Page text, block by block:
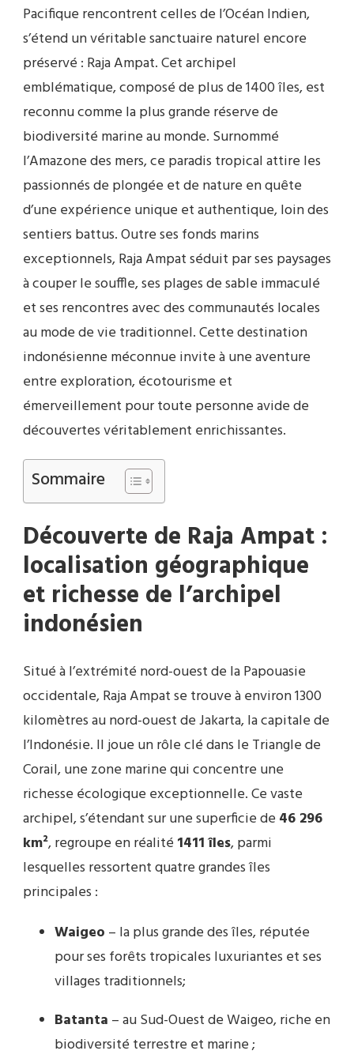
Pacifique rencontrent celles de l’Océan Indien,
s’étend un véritable sanctuaire naturel encore
préservé : Raja Ampat. Cet archipel
emblématique, composé de plus de 1400 îles, est
reconnu comme la plus grande réserve de
biodiversité marine au monde. Surnommé
l’Amazone des mers, ce paradis tropical attire les
passionnés de plongée et de nature en quête
d’une expérience unique et authentique, loin des
sentiers battus. Outre ses fonds marins
exceptionnels, Raja Ampat séduit par ses paysages
à couper le souffle, ses plages de sable immaculé
et ses rencontres avec des communautés locales
au mode de vie traditionnel. Cette destination
indonésienne méconnue invite à une aventure
entre exploration, écotourisme et
émerveillement pour toute personne avide de
découvertes véritablement enrichissantes.
Sommaire
Découverte de Raja Ampat :
localisation géographique
et richesse de l’archipel
indonésien
Situé à l’extrémité nord-ouest de la Papouasie
occidentale, Raja Ampat se trouve à environ 1300
kilomètres au nord-ouest de Jakarta, la capitale de
l’Indonésie. Il joue un rôle clé dans le Triangle de
Corail, une zone marine qui concentre une
richesse écologique exceptionnelle. Ce vaste
archipel, s’étendant sur une superficie de 46 296
km², regroupe en réalité 1411 îles, parmi
lesquelles ressortent quatre grandes îles
principales :
Waigeo – la plus grande des îles, réputée
pour ses forêts tropicales luxuriantes et ses
villages traditionnels;
Batanta – au Sud-Ouest de Waigeo, riche en
biodiversité terrestre et marine ;